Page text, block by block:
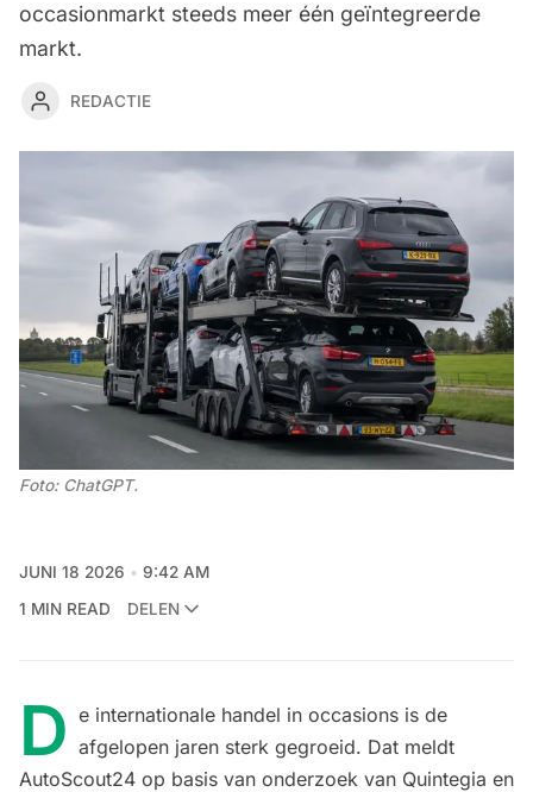
occasionmarkt steeds meer één geïntegreerde
markt.
REDACTIE
Foto: ChatGPT.
JUNI 18 2026
9:42 AM
1 MIN READ
DELEN
D e internationale handel in occasions is de
afgelopen jaren sterk gegroeid. Dat meldt
AutoScout24 op basis van onderzoek van Quintegia en